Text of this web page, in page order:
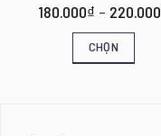
180.000₫ – 220.000
CHỌN